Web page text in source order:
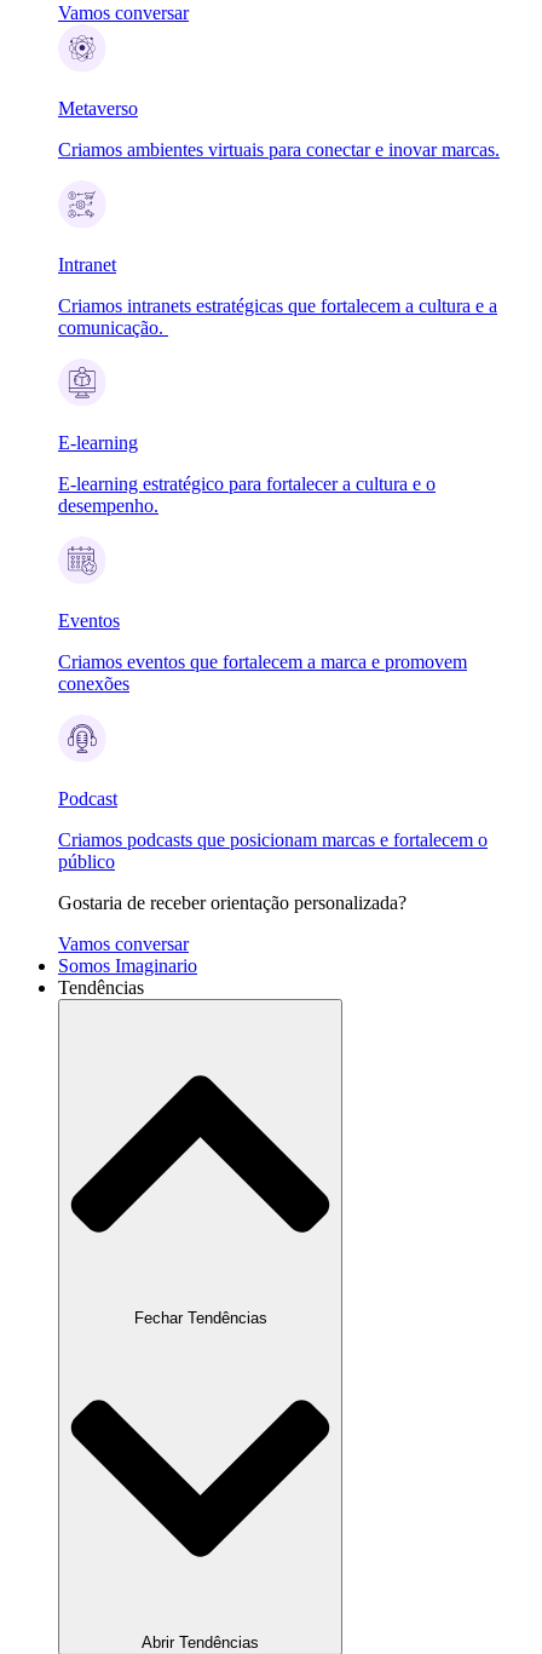
Vamos conversar
Metaverso
Criamos ambientes virtuais para conectar e inovar marcas.
Intranet
Criamos intranets estratégicas que fortalecem a cultura e a
comunicação.
E-learning
E-learning estratégico para fortalecer a cultura e o
desempenho.
Eventos
Criamos eventos que fortalecem a marca e promovem
conexões
Podcast
Criamos podcasts que posicionam marcas e fortalecem o
público
Gostaria de receber orientação personalizada?
Vamos conversar
Somos Imaginario
Tendências
Fechar Tendências
Abrir Tendências